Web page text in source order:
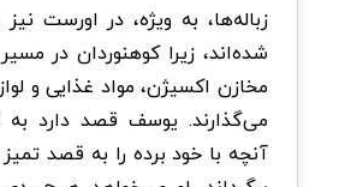
زباله‌ها، به ویژه، در اورست
شده‌اند، زیرا کوهنوردان در
مخازن اکسیژن، مواد غذایی و
می‌گذارند. یوسف قصد دارد
آنچه با خود برده را به قصد